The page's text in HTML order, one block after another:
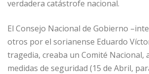
verdadera catástrofe nacional.
El Consejo Nacional de Gobierno
otros por el sorianense Eduardo
tragedia, creaba un Comité Nacional,
medidas de seguridad (15 de Abril,